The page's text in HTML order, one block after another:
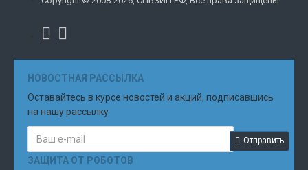
НОВОСТНАЯ РАССЫЛКА
Оставайтесь в курсе новостей и акций, подписавшись
на нашу рассылку
Отправить
ЗАЩИТА ОТ РОБОТОВ